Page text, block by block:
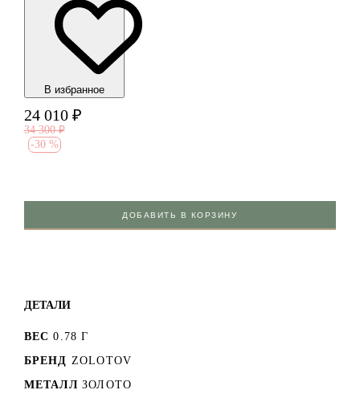
В избранноe
24 010 ₽
34 300 ₽
-30 %
ДОБАВИТЬ В КОРЗИНУ
ДЕТАЛИ
ВЕС 0.78 Г
БРЕНД ZOLOTOV
МЕТАЛЛ ЗОЛОТО